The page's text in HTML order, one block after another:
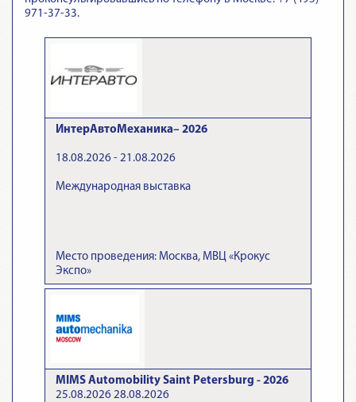
971-37-33.
ИнтерАвтоМеханика– 2026
18.08.2026 - 21.08.2026
Международная выставка
Место проведения: Москва, МВЦ «Крокус
Экспо»
MIMS Automobility Saint Petersburg - 2026
25.08.2026 28.08.2026